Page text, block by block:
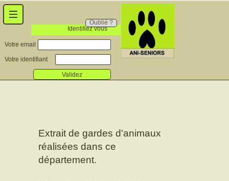
Identifiez vous
Oublié ?
Votre email
Votre identifiant
Validez
Extrait de gardes d'animaux
réalisées dans ce
département.